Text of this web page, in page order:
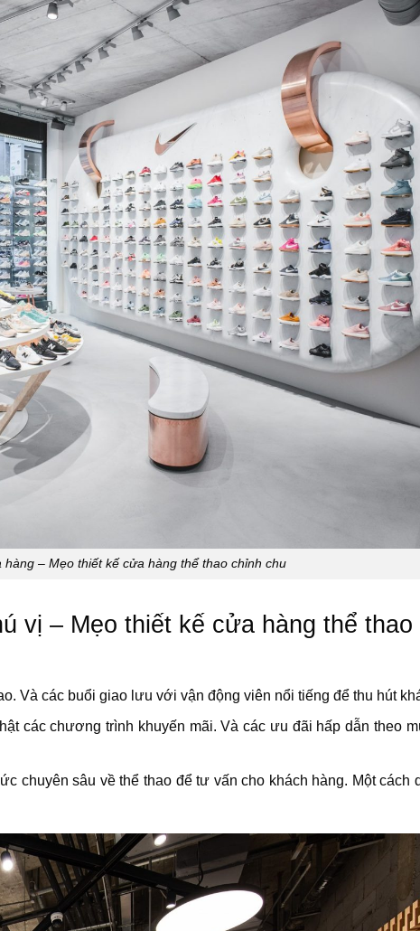
hàng – Mẹo thiết kế cửa hàng thể thao chỉnh chu
vị – Mẹo thiết kế cửa hàng thể thao
Và các buổi giao lưu với vận động viên nổi tiếng để thu hút
các chương trình khuyến mãi. Và các ưu đãi hấp dẫn theo
chuyên sâu về thể thao để tư vấn cho khách hàng. Một cách